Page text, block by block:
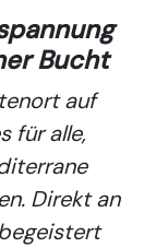
Bucht
auf
für alle,
Direkt an